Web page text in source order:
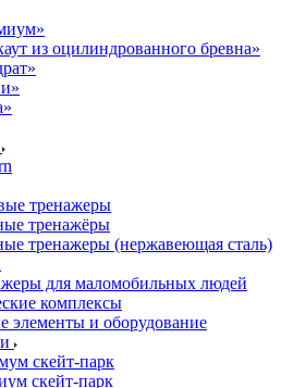
из оцилиндрованного бревна»
тренажеры
тренажёры
тренажеры (нержавеющая сталь)
для маломобильных людей
комплексы
элементы и оборудование
скейт-парк
скейт-парк